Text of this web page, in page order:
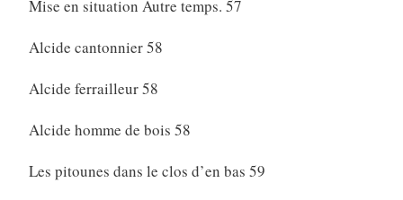
Mise en situation Autre temps. 57
Alcide cantonnier 58
Alcide ferrailleur 58
Alcide homme de bois 58
Les pitounes dans le clos d’en bas 59